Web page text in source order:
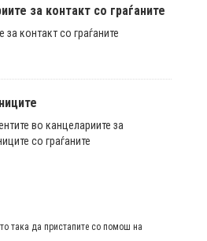
за контакт со граѓаните
за контакт со граѓаните
во канцелариите за
со граѓаните
така да пристапите со помош на